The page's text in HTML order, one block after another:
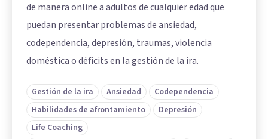
de manera online a adultos de cualquier edad que
puedan presentar problemas de ansiedad,
codependencia, depresión, traumas, violencia
doméstica o déficits en la gestión de la ira.
Gestión de la ira Ansiedad
Codependencia
Habilidades de afrontamiento
Depresión
Life Coaching